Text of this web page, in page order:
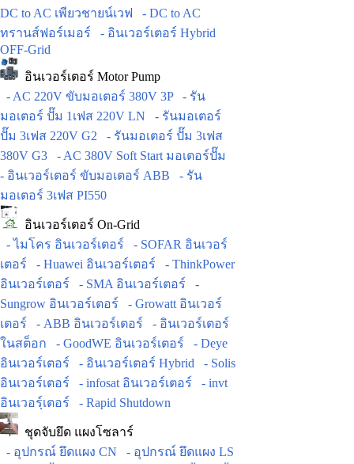
DC to AC เพียวชายน์เวฟ
- DC to AC
ทรานส์ฟอร์เมอร์
- อินเวอร์เตอร์ Hybrid
OFF-Grid
อินเวอร์เตอร์ Motor Pump
- AC 220V ขับมอเตอร์ 380V 3P
- รัน
มอเตอร์ ปั๊ม 1เฟส 220V LN
- รันมอเตอร์
ปั๊ม 3เฟส 220V G2
- รันมอเตอร์ ปั๊ม 3เฟส
380V G3
- AC 380V Soft Start มอเตอร์ปั๊ม
- อินเวอร์เตอร์ ขับมอเตอร์ ABB
- รัน
มอเตอร์ 3เฟส PI550
อินเวอร์เตอร์ On-Grid
- ไมโคร อินเวอร์เตอร์
- SOFAR อินเวอร์
เตอร์
- Huawei อินเวอร์เตอร์
- ThinkPower
อินเวอร์เตอร์
- SMA อินเวอร์เตอร์
-
Sungrow อินเวอร์เตอร์
- Growatt อินเวอร์
เตอร์
- ABB อินเวอร์เตอร์
- อินเวอร์เตอร์
ในสต็อก
- GoodWE อินเวอร์เตอร์
- Deye
อินเวอร์เตอร์
- อินเวอร์เตอร์ Hybrid
- Solis
อินเวอร์เตอร์
- infosat อินเวอร์เตอร์
- invt
อินเวอร์ฺเตอร์
- Rapid Shutdown
ชุดจับยึด แผงโซลาร์
- อุปกรณ์ ยึดแผง CN
- อุปกรณ์ ยึดแผง LS